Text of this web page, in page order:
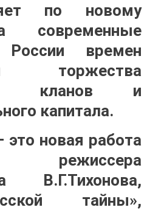
по новому
современные
времен
кланов и
капитала.
это новая работа
режиссера
В.Г.Тихонова,
тайны»,